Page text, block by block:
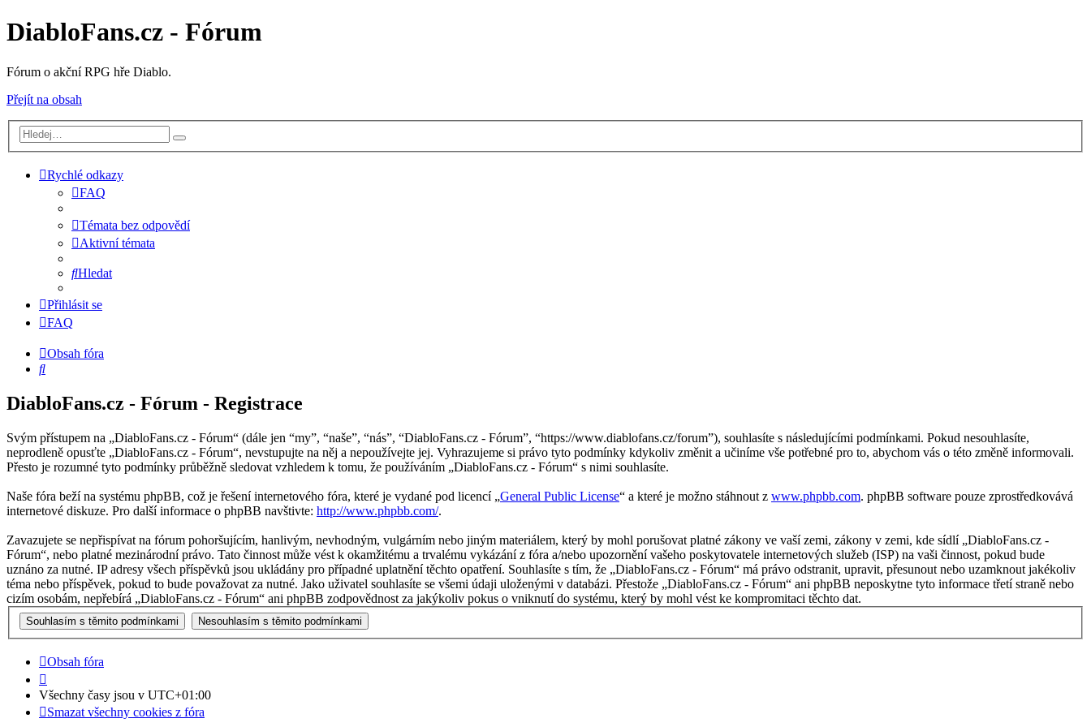
DiabloFans.cz - Fórum
Fórum o akční RPG hře Diablo.
Přejít na obsah
Rychlé odkazy
FAQ
Témata bez odpovědí
Aktivní témata
Hledat
Přihlásit se
FAQ
Obsah fóra
Hledat
DiabloFans.cz - Fórum - Registrace
Svým přístupem na „DiabloFans.cz - Fórum“ (dále jen “my”, “naše”, “nás”, “DiabloFans.cz - Fórum”, “https://www.diablofans.cz/forum”), souhlasíte s následujícími podmínkami. Pokud nesouhlasíte,
neprodleně opusťte „DiabloFans.cz - Fórum“, nevstupujte na něj a nepoužívejte jej. Vyhrazujeme si právo tyto podmínky kdykoliv změnit a učiníme vše potřebné pro to, abychom vás o této změně informovali.
Přesto je rozumné tyto podmínky průběžně sledovat vzhledem k tomu, že používáním „DiabloFans.cz - Fórum“ s nimi souhlasíte.
Naše fóra beží na systému phpBB, což je řešení internetového fóra, které je vydané pod licencí „General Public License“ a které je možno stáhnout z www.phpbb.com. phpBB software pouze zprostředkovává
internetové diskuze. Pro další informace o phpBB navštivte: http://www.phpbb.com/.
Zavazujete se nepřispívat na fórum pohoršujícím, hanlivým, nevhodným, vulgárním nebo jiným materiálem, který by mohl porušovat platné zákony ve vaší zemi, zákony v zemi, kde sídlí „DiabloFans.cz -
Fórum“, nebo platné mezinárodní právo. Tato činnost může vést k okamžitému a trvalému vykázání z fóra a/nebo upozornění vašeho poskytovatele internetových služeb (ISP) na vaši činnost, pokud bude
uznáno za nutné. IP adresy všech příspěvků jsou ukládány pro případné uplatnění těchto opatření. Souhlasíte s tím, že „DiabloFans.cz - Fórum“ má právo odstranit, upravit, přesunout nebo uzamknout jakékoliv
téma nebo příspěvek, pokud to bude považovat za nutné. Jako uživatel souhlasíte se všemi údaji uloženými v databázi. Přestože „DiabloFans.cz - Fórum“ ani phpBB neposkytne tyto informace třetí straně nebo
cizím osobám, nepřebírá „DiabloFans.cz - Fórum“ ani phpBB zodpovědnost za jakýkoliv pokus o vniknutí do systému, který by mohl vést ke kompromitaci těchto dat.
Obsah fóra
Všechny časy jsou v UTC+01:00
Smazat všechny cookies z fóra